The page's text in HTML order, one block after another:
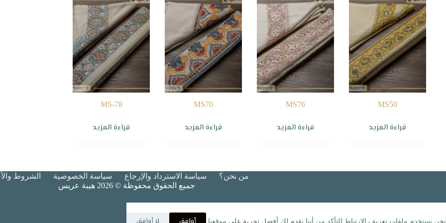
نحن نستخدم ملفات تعريف الارتباط للتأكد من أننا نقدم لك أفضل تجربة على موقعنا.
MS50
قراءة المزيد
MS76
قراءة المزيد
MS70
قراءة المزيد
MS-78
قراءة المزيد
من نحن؟ سياسة الاسترداد والإرجاع سياسة الخصوصية
الشروط
جميع الحقوق محفوظة © 2026 هيبة عريس